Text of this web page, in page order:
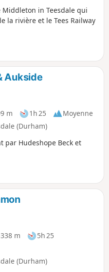
in Teesdale qui
la rivière et le Tees Railway
Aukside
m 1h 25
Moyenne
(Durham)
par Hudeshope Beck et
m
5h 25
(Durham)